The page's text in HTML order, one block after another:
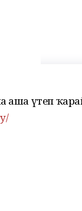
аша үтеп